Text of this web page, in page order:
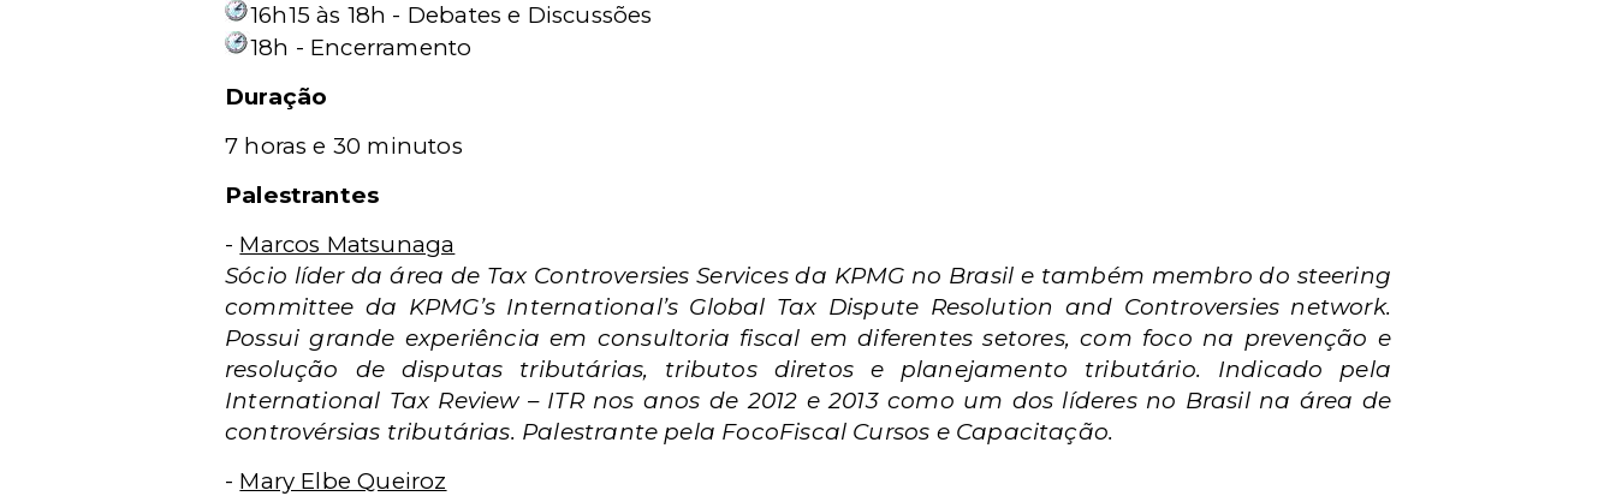
16h15 às 18h - Debates e Discussões
18h - Encerramento
Duração
7 horas e 30 minutos
Palestrantes
- Marcos Matsunaga
Sócio líder da área de Tax Controversies Services da KPMG no Brasil e também membro do steering
committee da KPMG’s International’s Global Tax Dispute Resolution and Controversies network.
Possui grande experiência em consultoria fiscal em diferentes setores, com foco na prevenção e
resolução de disputas tributárias, tributos diretos e planejamento tributário. Indicado pela
International Tax Review – ITR nos anos de 2012 e 2013 como um dos líderes no Brasil na área de
controvérsias tributárias. Palestrante pela FocoFiscal Cursos e Capacitação.
- Mary Elbe Queiroz